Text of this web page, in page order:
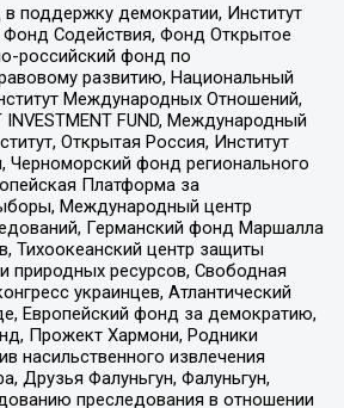
поддержку демократии, Институт
Содействия, Фонд Открытое
российский фонд по
развитию, Национальный
Международных Отношений,
INVESTMENT FUND, Международный
Открытая Россия, Институт
Черноморский фонд регионального
Платформа за
Международный центр
Германский фонд Маршалла
Тихоокеанский центр защиты
ресурсов, Свободная
украинцев, Атлантический
Европейский фонд за демократию,
Прожект Хармони, Родники
насильственного извлечения
Друзья Фалуньгун, Фалуньгун,
преследования в отношении